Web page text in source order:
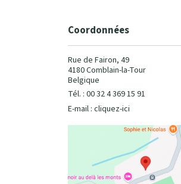
Coordonnées
Rue de Fairon, 49
4180 Comblain-la-Tour
Belgique
Tél. : 00 32 4 369 15 91
E-mail : cliquez-ici